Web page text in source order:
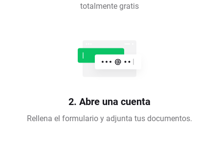
totalmente gratis
2. Abre una cuenta
Rellena el formulario y adjunta tus documentos.